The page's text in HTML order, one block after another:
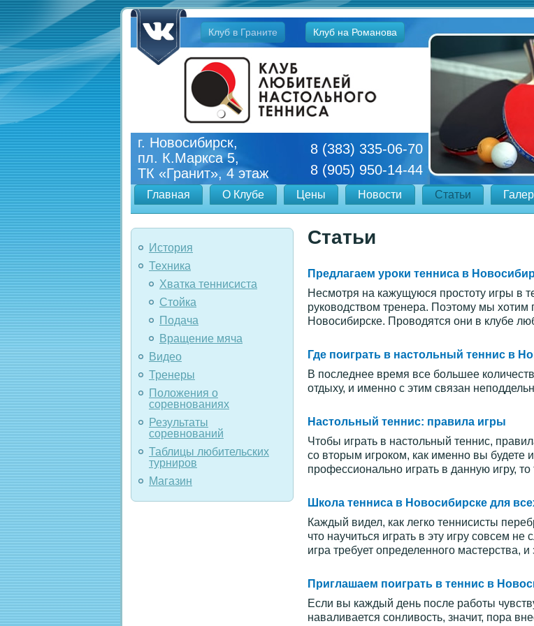
Jump
to
navigation
Клуб в Граните Клуб на Романова
г. Новосибирск,
пл. К.Маркса 5,
ТК «Гранит», 4 этаж
8 (383) 335-06-70
8 (905) 950-14-44
Главная О Клубе Цены Новости Статьи
История
Техника
Хватка теннисиста
Стойка
Подача
Вращение мяча
Видео
Тренеры
Положения о
соревнованиях
Результаты
соревнований
Таблицы любительских
турниров
Магазин
Статьи
Предлагаем уроки тенниса в
Несмотря на кажущуюся простоту игры в
руководством тренера. Поэтому мы хотим
Новосибирске. Проводятся они в клубе
Где поиграть в настольный теннис в
В последнее время все большее
отдыху, и именно с этим связан
Настольный теннис: правила игры
Чтобы играть в настольный теннис,
со вторым игроком, как именно вы будете
профессионально играть в данную игру,
Школа тенниса в Новосибирске для
Каждый видел, как легко теннисисты
что научиться играть в эту игру совсем
игра требует определенного мастерства,
Приглашаем поиграть в теннис в
Если вы каждый день после работы
наваливается сонливость, значит, пора